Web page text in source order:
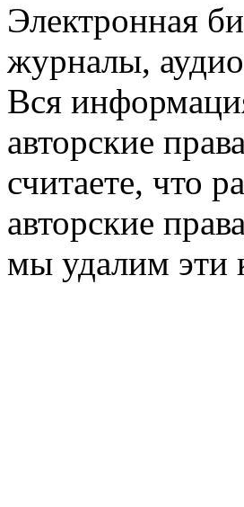
Электронная
журналы,
Вся
авторские
считаете, что
авторские
мы удалим эти